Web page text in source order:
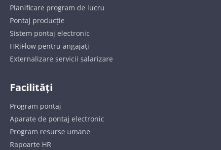
Planificare program de lucru
Pontaj producție
Sistem pontaj electronic
HRiFlow pentru angajați
Externalizare servicii salarizare
Facilități
Program pontaj
Aparate de pontaj electronic
Program resurse umane
Rapoarte HR